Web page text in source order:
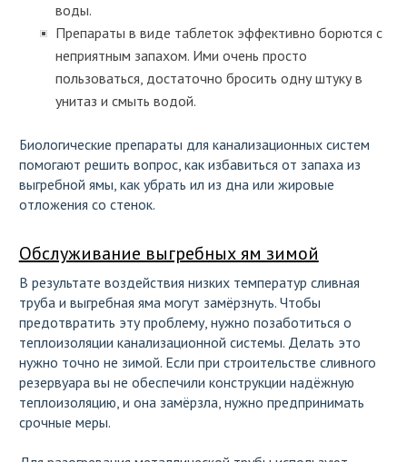
воды.
Препараты в виде таблеток эффективно борются с
неприятным запахом. Ими очень просто
пользоваться, достаточно бросить одну штуку в
унитаз и смыть водой.
Биологические препараты для канализационных систем
помогают решить вопрос, как избавиться от запаха из
выгребной ямы, как убрать ил из дна или жировые
отложения со стенок.
Обслуживание выгребных ям зимой
В результате воздействия низких температур сливная
труба и выгребная яма могут замёрзнуть. Чтобы
предотвратить эту проблему, нужно позаботиться о
теплоизоляции канализационной системы. Делать это
нужно точно не зимой. Если при строительстве сливного
резервуара вы не обеспечили конструкции надёжную
теплоизоляцию, и она замёрзла, нужно предпринимать
срочные меры.